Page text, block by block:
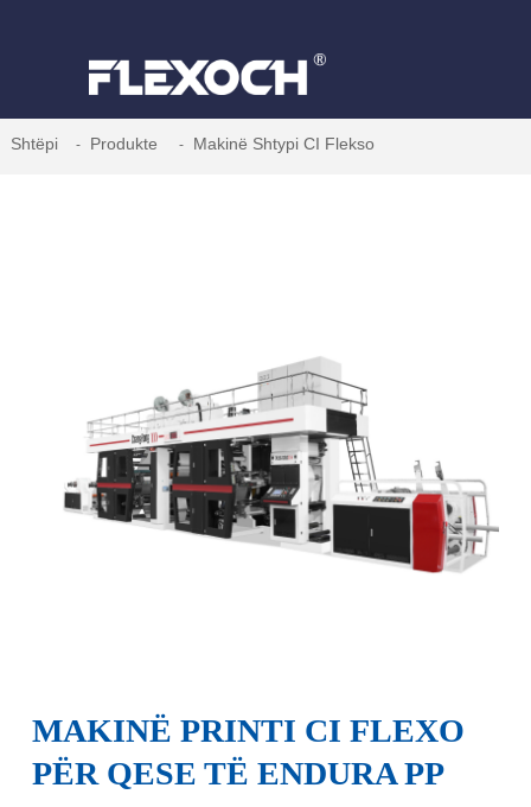
Shtëpi Produkte Makinë Shtypi CI Flekso
MAKINË PRINTI CI FLEXO
PËR QESE TË ENDURA PP